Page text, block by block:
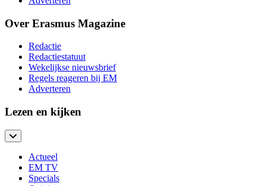
Over Erasmus Magazine
Redactie
Redactiestatuut
Wekelijkse nieuwsbrief
Regels reageren bij EM
Adverteren
Lezen en kijken
Actueel
EM TV
Specials